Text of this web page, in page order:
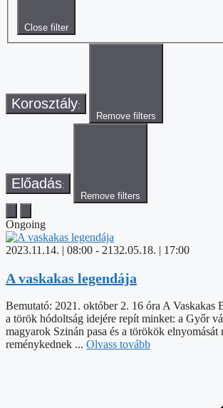
Close filter
Korosztály:
Remove filters
Előadás:
Remove filters
Ongoing
2023.11.14. | 08:00 - 2132.05.18. | 17:00
A vaskakas legendája
Bemutató: 2021. október 2. 16 óra A Vaskakas
a török hódoltság idejére repít minket: a Győr
magyarok Szinán pasa és a törökök elnyomását
reménykednek ... Olvass tovább